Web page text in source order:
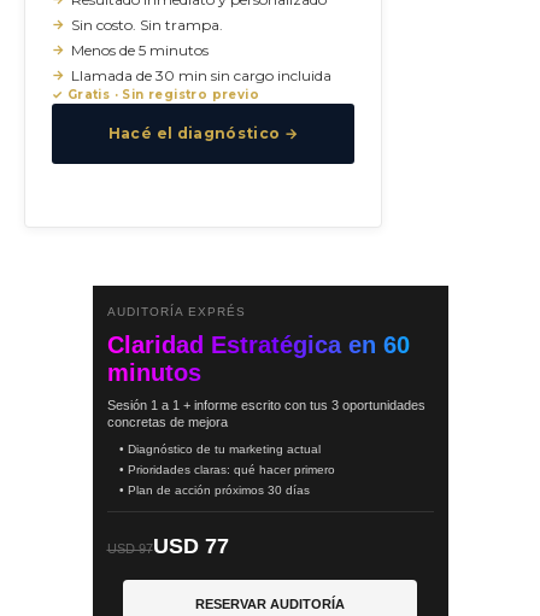
Sin costo. Sin trampa.
Menos de 5 minutos
Llamada de 30 min sin cargo incluida
✓ Gratis · Sin registro previo
Hacé el diagnóstico →
AUDITORÍA EXPRÉS
Claridad Estratégica en 60
minutos
Sesión 1 a 1 + informe escrito con tus 3 oportunidades
concretas de mejora
• Diagnóstico de tu marketing actual
• Prioridades claras: qué hacer primero
• Plan de acción próximos 30 días
USD 97USD 77
RESERVAR AUDITORÍA